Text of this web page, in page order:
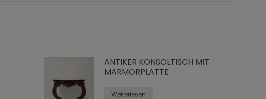
ANTIKER KONSOLTISCH MIT
MARMORPLATTE
Weiterlesen